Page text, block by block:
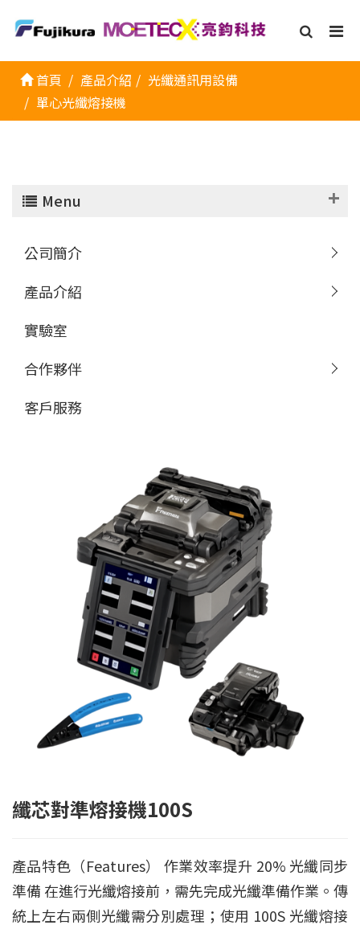
首頁 產品介紹
光纖通訊用設備
單心光纖熔接機
Menu
公司簡介
產品介紹
實驗室
合作夥伴
客戶服務
纖芯對準熔接機100S
產品特色（Features） 作業效率提升 20% 光纖同步
準備 在進行光纖熔接前，需先完成光纖準備作業。傳
統上左右兩側光纖需分別處理；使用 100S 光纖熔接